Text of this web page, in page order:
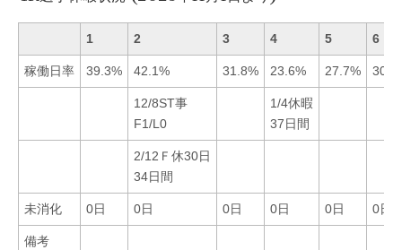
1 2 3 4 5 6
稼働日率 39.3% 42.1% 31.8% 23.6% 27.7%
12/8ST事
F1/L0
1/4休暇
37日間
2/12Ｆ休30日
34日間
未消化 0日 0日 0日 0日 0日 0日
備考